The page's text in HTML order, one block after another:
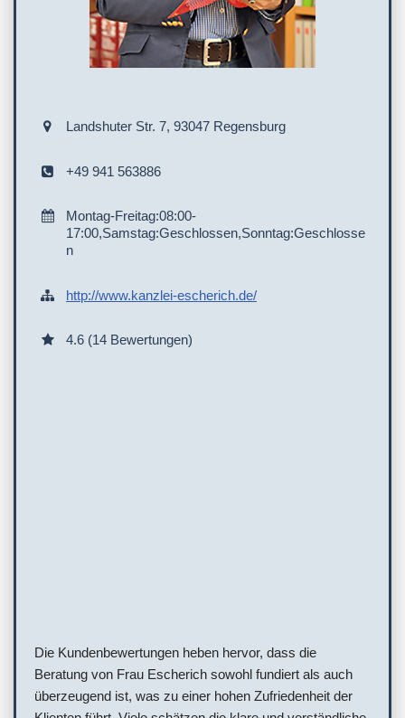
Landshuter Str. 7, 93047 Regensburg
+49 941 563886
Montag-Freitag:08:00-
17:00,Samstag:Geschlossen,Sonntag:Geschlosse
n
http://www.kanzlei-escherich.de/
4.6 (14 Bewertungen)
Die Kundenbewertungen heben hervor, dass die
Beratung von Frau Escherich sowohl fundiert als auch
überzeugend ist, was zu einer hohen Zufriedenheit der